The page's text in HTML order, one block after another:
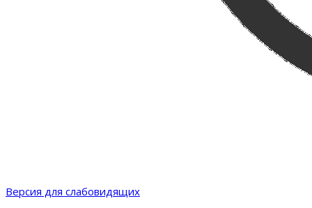
Версия для слабовидящих